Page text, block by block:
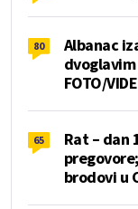
80
Albanac
FOTO/
65
Rat – dan
brodovi u